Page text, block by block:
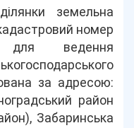
земельна
номер
для ведення
за адресою:
район
Забаринська